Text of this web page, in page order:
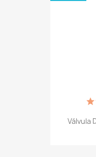
Válvula